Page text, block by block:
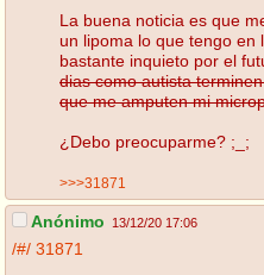
La buena noticia es que
un lipoma lo que tengo en
bastante inquieto por el
dias como autista
que me amputen mi
¿Debo preocuparme? ;_;
>>>31871
Anónimo 13/12/20 17:06
/#/ 31871